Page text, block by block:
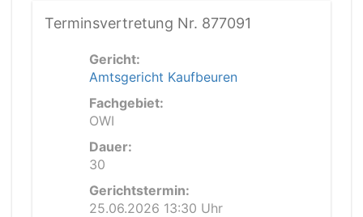
Terminsvertretung Nr. 877091
Gericht:
Amtsgericht Kaufbeuren
Fachgebiet:
OWI
Dauer:
30
Gerichtstermin:
25.06.2026 13:30 Uhr